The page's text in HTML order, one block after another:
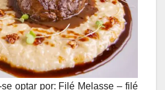
optar por: Filé Melasse – filé